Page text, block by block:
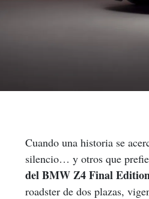
Cuando una historia se
silencio… y otros que
del BMW Z4 Final
roadster de dos plazas,